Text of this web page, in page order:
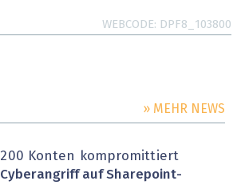
WEBCODE DPF8_103800
» MEHR NEWS
200 Konten kompromittiert
Cyberangriff auf Sharepoint-